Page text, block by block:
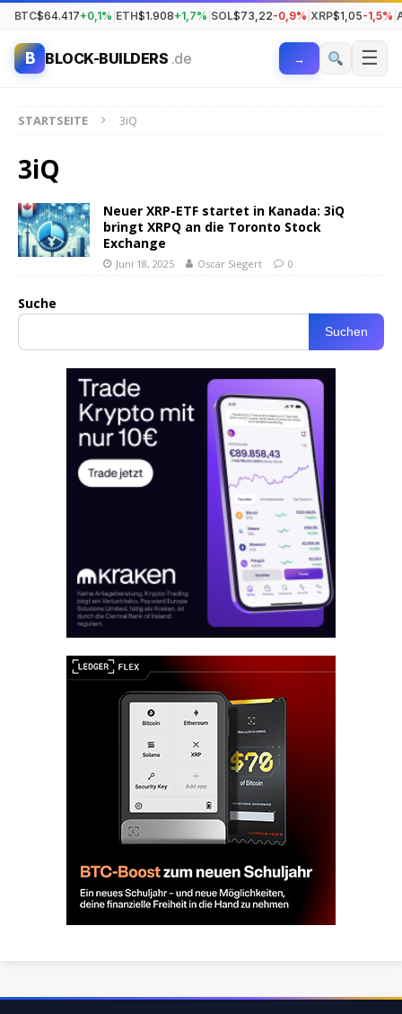
BTC$64.417+0,1% ETH$1.908+1,7% SOL$73,22-0,9% XRP$1,05-1,5%
B BLOCK-BUILDERS .de → ☰
STARTSEITE 3iQ
3iQ
Neuer XRP-ETF startet in Kanada: 3iQ
bringt XRPQ an die Toronto Stock
Exchange
Juni 18, 2025 Oscar Siegert 0
Suche
Suchen